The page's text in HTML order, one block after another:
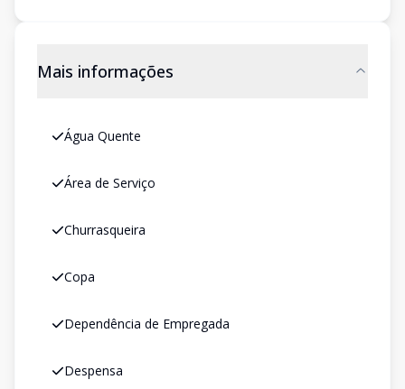
Mais informações
Água Quente
Área de Serviço
Churrasqueira
Copa
Dependência de Empregada
Despensa